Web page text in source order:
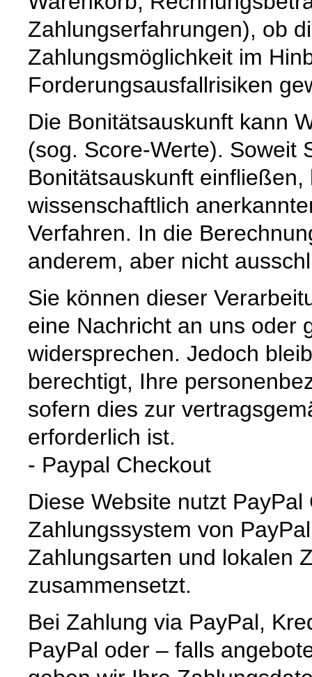
Zahlungserfahrungen), ob
Zahlungsmöglichkeit im
Forderungsausfallrisiken
Die Bonitätsauskunft kann
(sog. Score-Werte). Soweit
Bonitätsauskunft
wissenschaftlich
Verfahren. In die
anderem, aber nicht
Sie können dieser
eine Nachricht an uns oder
widersprechen. Jedoch
berechtigt, Ihre
sofern dies zur
erforderlich ist.
- Paypal Checkout
Diese Website nutzt
Zahlungssystem von
Zahlungsarten und lokalen
zusammensetzt.
Bei Zahlung via PayPal,
PayPal oder – falls